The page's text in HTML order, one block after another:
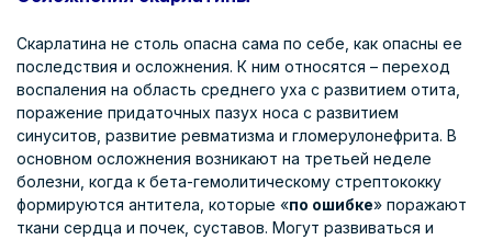
Скарлатина не столь опасна сама по себе, как опасны ее
последствия и осложнения. К ним относятся – переход
воспаления на область среднего уха с развитием отита,
поражение придаточных пазух носа с развитием
синуситов, развитие ревматизма и гломерулонефрита. В
основном осложнения возникают на третьей неделе
болезни, когда к бета-гемолитическому стрептококку
формируются антитела, которые «по ошибке» поражают
ткани сердца и почек, суставов. Могут развиваться и